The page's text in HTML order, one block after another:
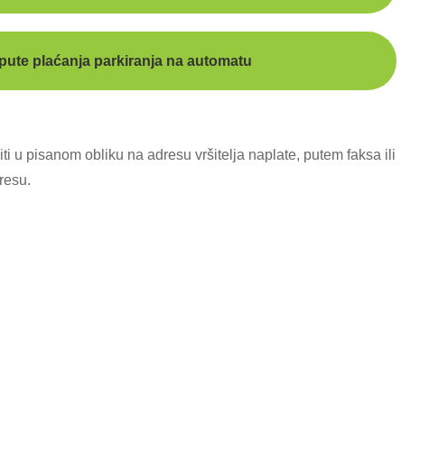
plaćanja parkiranja na automatu
u pisanom obliku na adresu vršitelja naplate, putem faksa ili